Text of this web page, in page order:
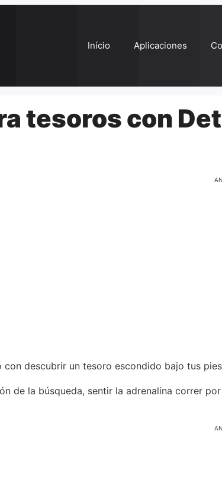
Início Aplicaciones
tesoros con
con descubrir un tesoro escondido bajo tus
de la búsqueda, sentir la adrenalina correr